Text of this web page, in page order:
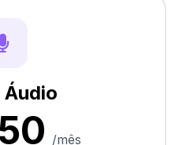
Áudio
/mês